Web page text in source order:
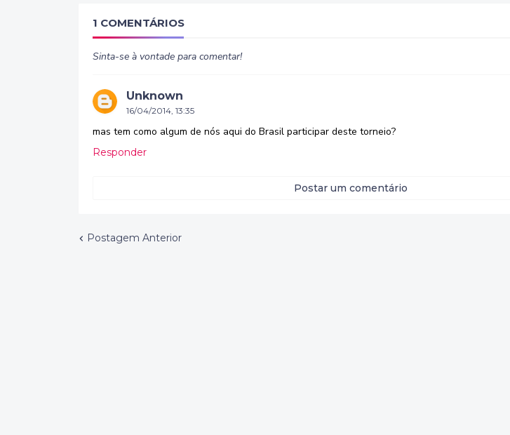
1 COMENTÁRIOS
Sinta-se à vontade para comentar!
Unknown
16/04/2014, 13:35
mas tem como algum de nós aqui do Brasil participar deste torneio?
Responder
Postar um comentário
Postagem Anterior